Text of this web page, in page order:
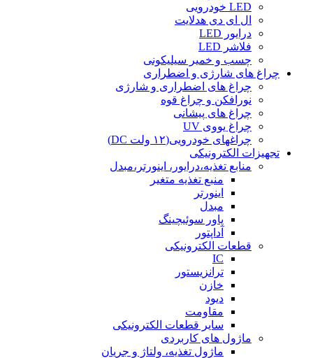
LED خودرویی
ال ای دی هدلایت
درایور LED
فلاشر LED
چسب و خمیر سیلیکونی
چراغ های شارژی و اضطراری
چراغ های اضطراری و شارژی
نورافکن و چراغ قوه
چراغ های پیشانی
چراغ یووی UV
چراغهای خودرویی(۱۲ ولت DC)
تجهیزات الکترونیکی
منابع تغذیه،درایور، اینورتر،مبدل
منبع تغذیه متغیر
اینورتر
مبدل
پاور سوئیچینگ
آداپتور
قطعات الکترونیکی
IC
ترانزیستور
خازن
دیود
مقاومت
سایر قطعات الکترونیکی
ماژول های کاربردی
ماژول تغذیه، ولتاژ و جریان